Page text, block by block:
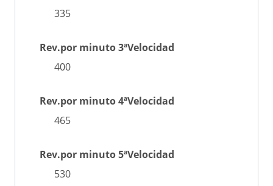
335
Rev.por minuto 3ªVelocidad
400
Rev.por minuto 4ªVelocidad
465
Rev.por minuto 5ªVelocidad
530